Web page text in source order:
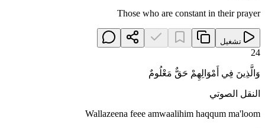
Those who are constant in their prayer
تشغيل
24
وَالَّذِينَ فِي أَمْوَالِهِمْ حَقٌّ مَعْلُومٌ
النقل الصوتي
Wallazeena feee amwaalihim haqqum ma'loom